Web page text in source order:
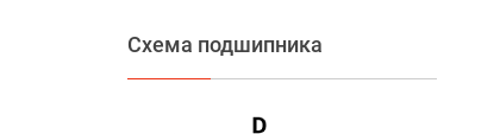
Схема подшипника